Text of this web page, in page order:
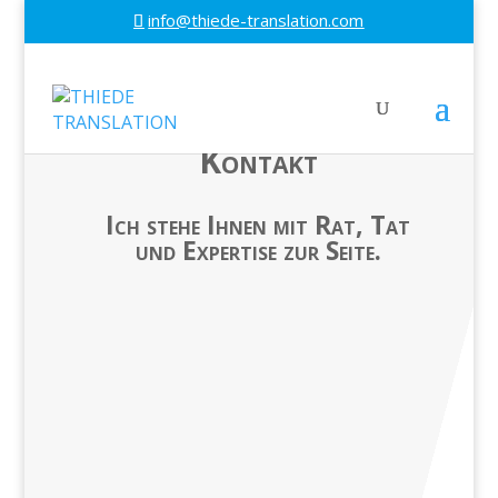
info@thiede-translation.com
Kontakt
Ich stehe Ihnen mit Rat, Tat
und Expertise zur Seite.